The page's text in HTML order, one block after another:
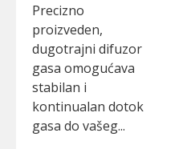
Precizno
proizveden,
dugotrajni difuzor
gasa omogućava
stabilan i
kontinualan dotok
gasa do vašeg...